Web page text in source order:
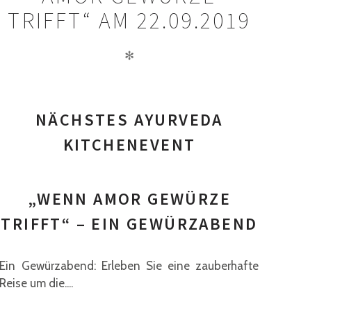
TRIFFT“ AM 22.09.2019
✻
NÄCHSTES AYURVEDA
KITCHENEVENT
„WENN AMOR GEWÜRZE
TRIFFT“ – EIN GEWÜRZABEND
Ein Gewürzabend: Erleben Sie eine zauberhafte
Reise um die....